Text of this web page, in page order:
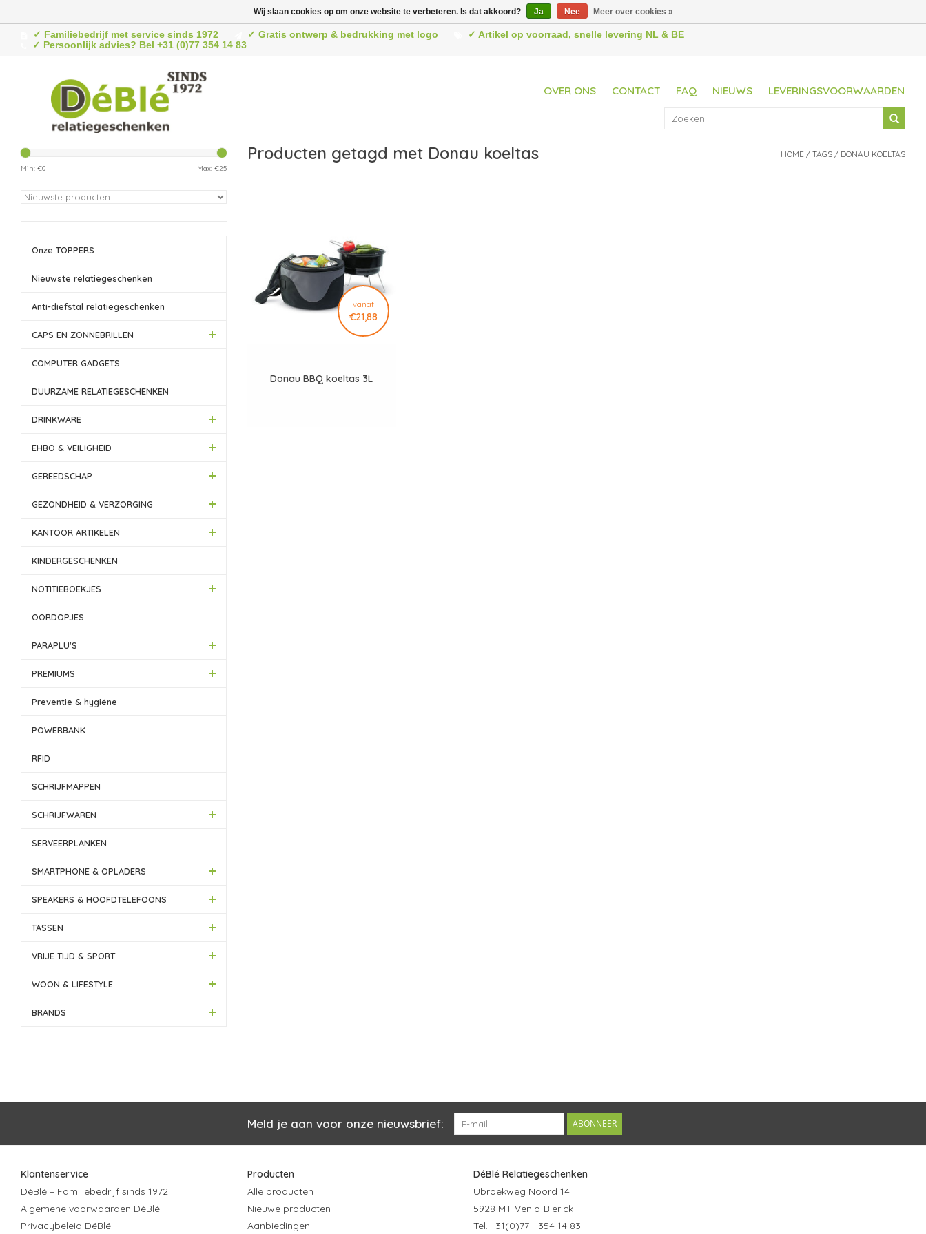
✓ Familiebedrijf met service sinds 1972 ✓ Gratis ontwerp & bedrukking met logo
✓ Artikel op voorraad, snelle levering NL & BE
✓ Persoonlijk advies? Bel +31 (0)77 354 14 83
OVER ONS CONTACT FAQ NIEUWS LEVERINGSVOORWAARDEN
Min: €0 Max: €25
Onze TOPPERS
Nieuwste relatiegeschenken
Anti-diefstal relatiegeschenken
CAPS EN ZONNEBRILLEN
COMPUTER GADGETS
DUURZAME RELATIEGESCHENKEN
DRINKWARE
EHBO & VEILIGHEID
GEREEDSCHAP
GEZONDHEID & VERZORGING
KANTOOR ARTIKELEN
KINDERGESCHENKEN
NOTITIEBOEKJES
OORDOPJES
PARAPLU'S
PREMIUMS
Preventie & hygiëne
POWERBANK
RFID
SCHRIJFMAPPEN
SCHRIJFWAREN
SERVEERPLANKEN
SMARTPHONE & OPLADERS
SPEAKERS & HOOFDTELEFOONS
TASSEN
VRIJE TIJD & SPORT
WOON & LIFESTYLE
BRANDS
Producten getagd met Donau koeltas HOME / TAGS / DONAU KOELTAS
vanaf
€21,88
Donau BBQ koeltas 3L
Meld je aan voor onze nieuwsbrief: ABONNEER
Klantenservice
DéBlé – Familiebedrijf sinds 1972
Algemene voorwaarden DéBlé
Privacybeleid DéBlé
Producten
Alle producten
Nieuwe producten
Aanbiedingen
DéBlé Relatiegeschenken
Ubroekweg Noord 14
5928 MT Venlo-Blerick
Tel. +31(0)77 - 354 14 83
Wij slaan cookies op om onze website te verbeteren. Is dat akkoord? Ja Nee Meer over cookies »